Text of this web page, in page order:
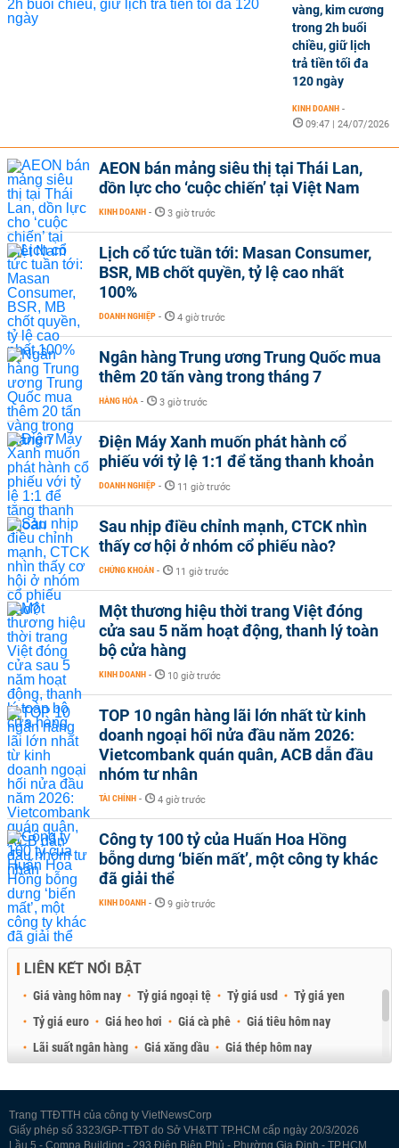
vàng, kim cương
trong 2h buổi
chiều, giữ lịch
trả tiền tối đa
120 ngày
KINH DOANH -
09:47 | 24/07/2026
AEON bán mảng siêu thị tại Thái Lan,
dồn lực cho ‘cuộc chiến’ tại Việt Nam
KINH DOANH - 3 giờ trước
Lịch cổ tức tuần tới: Masan Consumer,
BSR, MB chốt quyền, tỷ lệ cao nhất
100%
DOANH NGHIỆP - 4 giờ trước
Ngân hàng Trung ương Trung Quốc mua
thêm 20 tấn vàng trong tháng 7
HÀNG HÓA - 3 giờ trước
Điện Máy Xanh muốn phát hành cổ
phiếu với tỷ lệ 1:1 để tăng thanh khoản
DOANH NGHIỆP - 11 giờ trước
Sau nhịp điều chỉnh mạnh, CTCK nhìn
thấy cơ hội ở nhóm cổ phiếu nào?
CHỨNG KHOÁN - 11 giờ trước
Một thương hiệu thời trang Việt đóng
cửa sau 5 năm hoạt động, thanh lý toàn
bộ cửa hàng
KINH DOANH - 10 giờ trước
TOP 10 ngân hàng lãi lớn nhất từ kinh
doanh ngoại hối nửa đầu năm 2026:
Vietcombank quán quân, ACB dẫn đầu
nhóm tư nhân
TÀI CHÍNH - 4 giờ trước
Công ty 100 tỷ của Huấn Hoa Hồng
bỗng dưng ‘biến mất’, một công ty khác
đã giải thể
KINH DOANH - 9 giờ trước
LIÊN KẾT NỔI BẬT
Giá vàng hôm nay Tỷ giá ngoại tệ Tỷ giá usd
Tỷ giá yen
Tỷ giá euro
Giá heo hơi Giá cà phê
Giá tiêu hôm nay
Lãi suất ngân hàng
Giá xăng dầu
Giá thép hôm nay
Trang TTĐTTH của công ty VietNewsCorp
Giấy phép số 3323/GP-TTĐT do Sở VH&TT TP.HCM cấp ngày 20/3/2026
Lầu 5 - Compa Building - 293 Điện Biên Phủ - Phường Gia Định - TP.HCM